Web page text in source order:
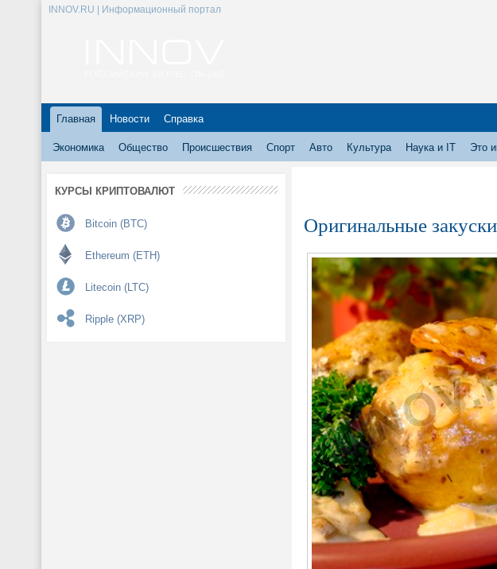
INNOV.RU | Информационный портал
Главная Новости Справка
Экономика Общество Происшествия Спорт Авто Культура Наука и IT Это
КУРСЫ КРИПТОВАЛЮТ
Bitcoin (BTC)
Ethereum (ETH)
Litecoin (LTC)
Ripple (XRP)
Оригинальные